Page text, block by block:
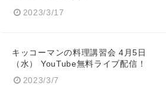
2023/3/17
キッコーマンの料理講習会 4月5日
（水） YouTube無料ライブ配信！
2023/3/7